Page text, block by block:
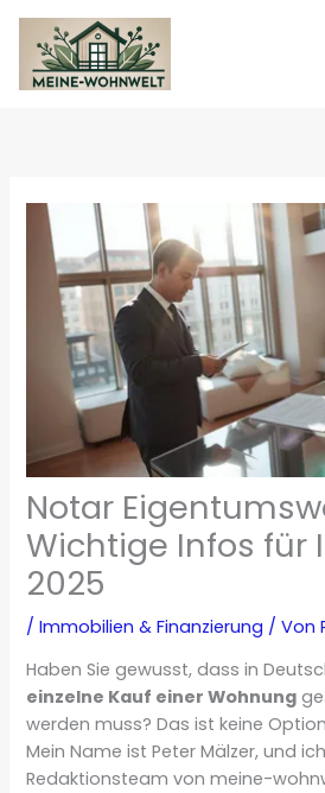
Zum
Inhalt
springen
Notar
Wichtige Infos für
2025
/Immobilien & Finanzierung / Von
Haben Sie gewusst, dass in
einzelne Kauf einer Wohnung
werden muss? Das ist keine
Mein Name ist Peter Mälzer, und
Redaktionsteam von meine-